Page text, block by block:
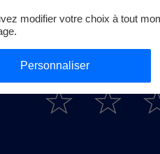
vous satisfait des
modifier votre choix à tout
Personnaliser